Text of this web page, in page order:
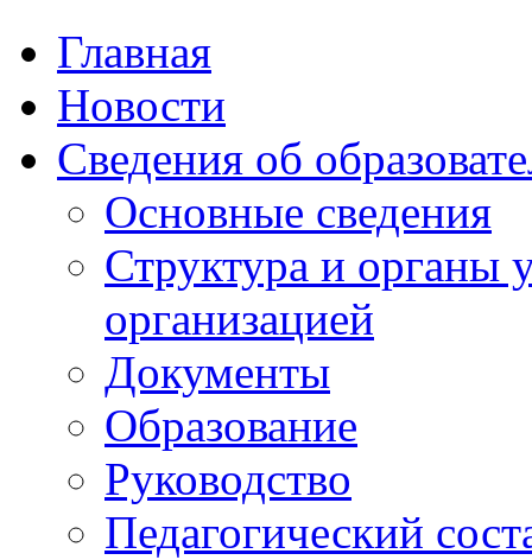
Главная
Новости
Сведения об
Основные сведения
Структура и органы
организацией
Документы
Образование
Руководство
Педагогический